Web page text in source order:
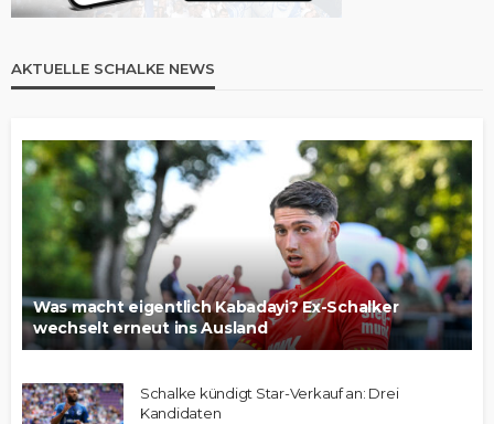
AKTUELLE SCHALKE NEWS
Was macht eigentlich Kabadayi? Ex-Schalker
wechselt erneut ins Ausland
Schalke kündigt Star-Verkauf an: Drei
Kandidaten